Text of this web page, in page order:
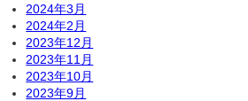
2024年3月
2024年2月
2023年12月
2023年11月
2023年10月
2023年9月